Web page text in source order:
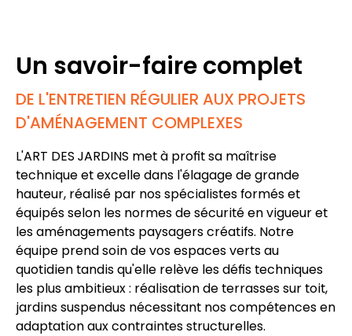
Un savoir-faire complet
DE L'ENTRETIEN RÉGULIER AUX PROJETS
D'AMÉNAGEMENT COMPLEXES
L'ART DES JARDINS met à profit sa maîtrise
technique et excelle dans l'élagage de grande
hauteur, réalisé par nos spécialistes formés et
équipés selon les normes de sécurité en vigueur et
lesaménagements paysagers créatifs. Notre
équipe prend soin de vosespaces vertsau
quotidien tandis qu'elle relève les défis techniques
les plus ambitieux : réalisation deterrasses sur toit,
jardins suspendus nécessitant nos compétences en
adaptation aux contraintes structurelles.